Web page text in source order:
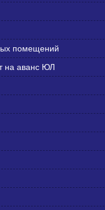
помещений
на аванс ЮЛ